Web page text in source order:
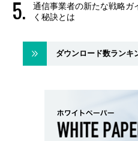
通信事業者の新たな戦略
く秘訣とは
ダウンロード数ランキ